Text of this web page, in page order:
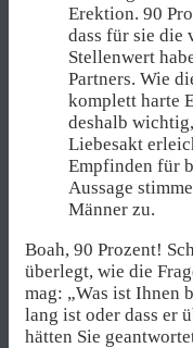
Erektion. 90
dass für sie die
Stellenwert
Partners. Wie
komplett harte
deshalb
Liebesakt
Empfinden für
Aussage
Männer zu.
Boah, 90 Prozent!
überlegt, wie die
mag: „Was ist Ihnen
lang ist oder dass er
hätten Sie